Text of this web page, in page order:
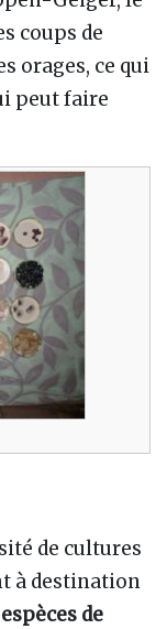
coups de
orages, ce qui
peut faire
de cultures
à destination
de